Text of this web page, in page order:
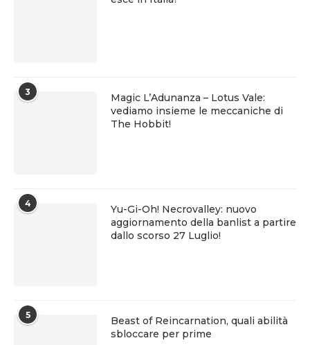
3
Magic L’Adunanza – Lotus Vale:
vediamo insieme le meccaniche di
The Hobbit!
4
Yu-Gi-Oh! Necrovalley: nuovo
aggiornamento della banlist a partire
dallo scorso 27 Luglio!
5
Beast of Reincarnation, quali abilità
sbloccare per prime